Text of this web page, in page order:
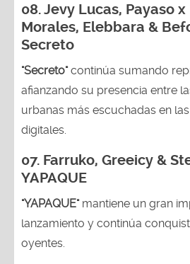
08. Jevy Lucas, Payaso
Morales, Elebbara &
Secreto
"Secreto"continúa sumando
afianzando su presencia entre
urbanas más escuchadas en
digitales.
07. Farruko, Greeicy &
YAPAQUE
"YAPAQUE"mantiene un gran
lanzamiento y continúa
oyentes.